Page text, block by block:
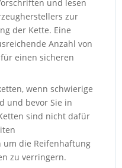
und lesen
zur
der Kette. Eine
Anzahl von
einen sicheren
wenn schwierige
und bevor Sie in
sind nicht dafür
um die Reifenhaftung
zu verringern.